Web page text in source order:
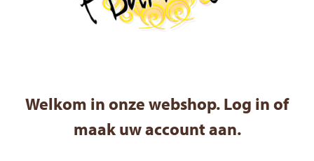
Welkom in onze webshop. Log in of
maak uw account aan.